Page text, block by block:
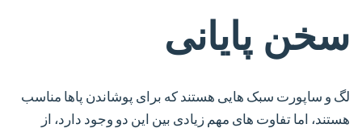
سخن پایانی
لگ و ساپورت سبک هایی هستند که برای پوشاندن پاها مناسب
هستند، اما تفاوت های مهم زیادی بین این دو وجود دارد، از